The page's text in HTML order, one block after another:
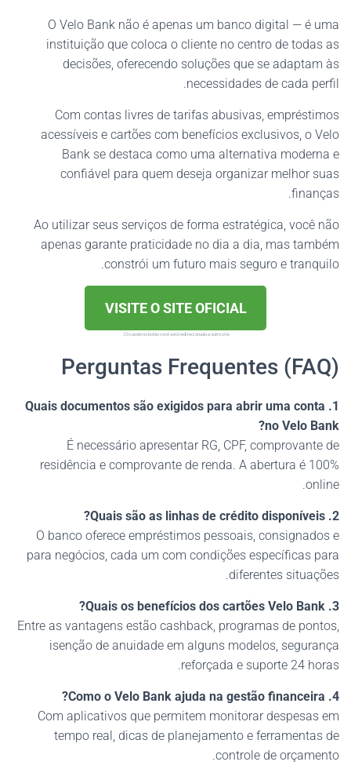
O Velo Bank não é apenas um banco digital — é uma
instituição que coloca o cliente no centro de todas as
decisões, oferecendo soluções que se adaptam às
necessidades de cada perfil.
Com contas livres de tarifas abusivas, empréstimos
acessíveis e cartões com benefícios exclusivos, o Velo
Bank se destaca como uma alternativa moderna e
confiável para quem deseja organizar melhor suas
finanças.
Ao utilizar seus serviços de forma estratégica, você não
apenas garante praticidade no dia a dia, mas também
constrói um futuro mais seguro e tranquilo.
VISITE O SITE OFICIAL
Clicando no botão você será redirecionado a outro site.
Perguntas Frequentes (FAQ)
1. Quais documentos são exigidos para abrir uma conta
no Velo Bank?
É necessário apresentar RG, CPF, comprovante de
residência e comprovante de renda. A abertura é 100%
online.
2. Quais são as linhas de crédito disponíveis?
O banco oferece empréstimos pessoais, consignados e
para negócios, cada um com condições específicas para
diferentes situações.
3. Quais os benefícios dos cartões Velo Bank?
Entre as vantagens estão cashback, programas de pontos,
isenção de anuidade em alguns modelos, segurança
reforçada e suporte 24 horas.
4. Como o Velo Bank ajuda na gestão financeira?
Com aplicativos que permitem monitorar despesas em
tempo real, dicas de planejamento e ferramentas de
controle de orçamento.